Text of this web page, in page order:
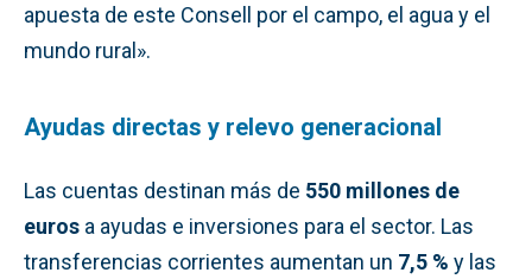
apuesta de este Consell por el campo, el agua y el
mundo rural».
Ayudas directas y relevo generacional
Las cuentas destinan más de 550 millones de
euros a ayudas e inversiones para el sector. Las
transferencias corrientes aumentan un 7,5 % y las